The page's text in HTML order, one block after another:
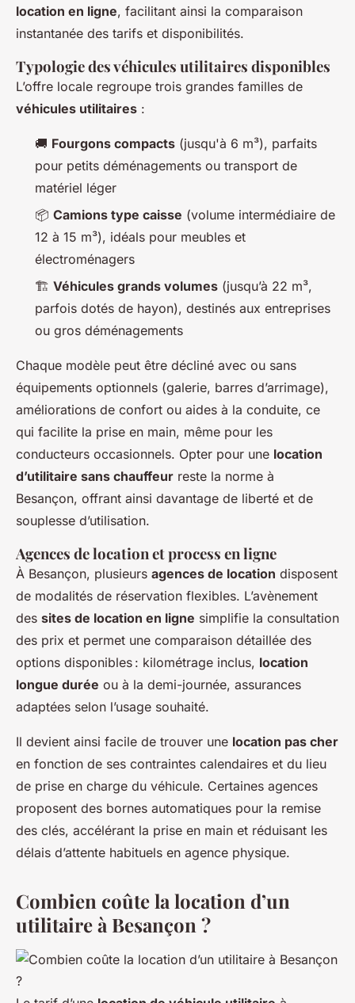
location en ligne, facilitant ainsi la comparaison
instantanée des tarifs et disponibilités.
Typologie des véhicules utilitaires disponibles
L’offre locale regroupe trois grandes familles de
véhicules utilitaires :
🚚 Fourgons compacts (jusqu'à 6 m³), parfaits
pour petits déménagements ou transport de
matériel léger
📦 Camions type caisse (volume intermédiaire de
12 à 15 m³), idéals pour meubles et
électroménagers
🏗️ Véhicules grands volumes (jusqu’à 22 m³,
parfois dotés de hayon), destinés aux entreprises
ou gros déménagements
Chaque modèle peut être décliné avec ou sans
équipements optionnels (galerie, barres d’arrimage),
améliorations de confort ou aides à la conduite, ce
qui facilite la prise en main, même pour les
conducteurs occasionnels. Opter pour une location
d’utilitaire sans chauffeur reste la norme à
Besançon, offrant ainsi davantage de liberté et de
souplesse d’utilisation.
Agences de location et process en ligne
À Besançon, plusieurs agences de location disposent
de modalités de réservation flexibles. L’avènement
des sites de location en ligne simplifie la consultation
des prix et permet une comparaison détaillée des
options disponibles : kilométrage inclus, location
longue durée ou à la demi-journée, assurances
adaptées selon l’usage souhaité.
Il devient ainsi facile de trouver une location pas cher
en fonction de ses contraintes calendaires et du lieu
de prise en charge du véhicule. Certaines agences
proposent des bornes automatiques pour la remise
des clés, accélérant la prise en main et réduisant les
délais d’attente habituels en agence physique.
Combien coûte la location d’un
utilitaire à Besançon ?